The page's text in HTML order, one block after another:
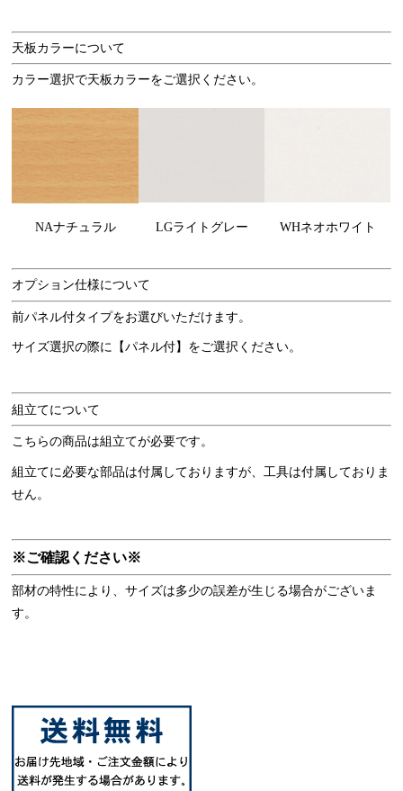
天板カラーについて
カラー選択で天板カラーをご選択ください。
NAナチュラル LGライトグレー WHネオホワイト
オプション仕様について
前パネル付タイプをお選びいただけます。
サイズ選択の際に【パネル付】をご選択ください。
組立てについて
こちらの商品は組立てが必要です。
組立てに必要な部品は付属しておりますが、工具は付属しておりま
せん。
※ご確認ください※
部材の特性により、サイズは多少の誤差が生じる場合がございま
す。